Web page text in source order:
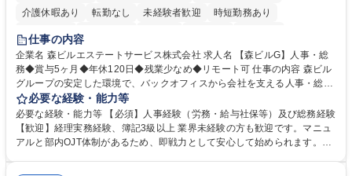
介護休暇あり
転勤なし 未経験者歓迎
時短勤務あり
経験者歓迎
完全週休2日制
交通費支給 長期歓迎 駅近5分以内 土日祝休み
仕事の内容
企業名 森ビルエステートサービス株式会社 求人名 【森ビルG】人事・総
務◆賞与5ヶ月◆年休120日◆残業少なめ◆リモート可 仕事の内容 森ビル
グループの安定した環境で、バックオフィスから会社を支える人事・総務
をお任せします。 労務と総務の業務をバランスよく担当し、ゆくゆくは制
度改定などのコア業務にも挑戦できる、やりがいある環境です。 ■勤怠管
理、給与計算、社会保険手続き、年末調整等の労務管理全般 ■入退社手続
き、社内規定の改定や人事制度改定などのコア業務 ■社内イベントの企画
必要な経験・能力等
必要な経験・能力等 【必須】人事経験（労務・給与社保等）及び総務経験
【歓迎】経理実務経験、簿記3級以上 業界未経験の方も歓迎です。マニュ
アルと部内OJT体制があるため、即戦力として安心して始められます。